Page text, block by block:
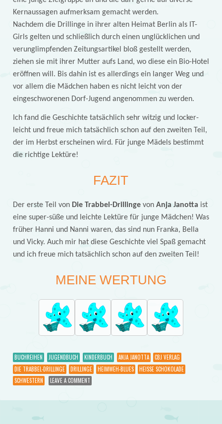
Kernaussagen aufmerksam gemacht werden.
Nachdem die Drillinge in ihrer alten Heimat Berlin als IT-
Girls gelten und schließlich durch einen unglücklichen und
verunglimpfenden Zeitungsartikel bloß gestellt werden,
ziehen sie mit ihrer Mutter aufs Land, wo diese ein Bio-Hotel
eröffnen will. Bis dahin ist es allerdings ein langer Weg und
vor allem die Mädchen haben es nicht leicht von der
eingeschworenen Dorf-Jugend angenommen zu werden.
Ich fand die Geschichte tatsächlich sehr witzig und locker-
leicht und freue mich tatsächlich schon auf den zweiten Teil,
der im Herbst erscheinen wird. Für junge Mädels bestimmt
die richtige Lektüre!
FAZIT
Der erste Teil von Die Trabbel-Drillinge von Anja Janotta ist
eine super-süße und leichte Lektüre für junge Mädchen! Was
früher Hanni und Nanni waren, das sind nun Franka, Bella
und Vicky. Auch mir hat diese Geschichte viel Spaß gemacht
und ich freue mich tatsächlich schon auf den zweiten Teil!
MEINE WERTUNG
BUCHREIHEN JUGENDBUCH KINDERBUCH ANJA JANOTTA
CBJ VERLAG
DIE TRABBEL-DRILLINGE
DRILLINGE HEIMWEH-BLUES
HEISSE SCHOKOLADE
SCHWESTERN
LEAVE A COMMENT